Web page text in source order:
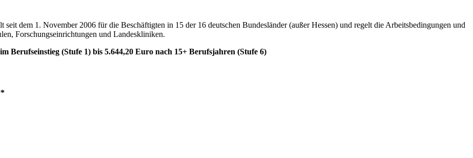
dem 1. November 2006 für die Beschäftigten in 15 der 16 deutschen Bundesländer (außer Hessen) und regelt die Arbeitsbedingungen und
Forschungseinrichtungen und Landeskliniken.
Berufseinstieg (Stufe 1) bis 5.644,20 Euro nach 15+ Berufsjahren (Stufe 6)